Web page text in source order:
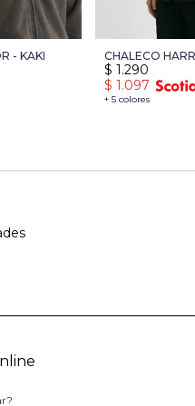
- KAKI
CHALECO
TOSTADO
+ 5 colores
$ 1.290
$ 1.097